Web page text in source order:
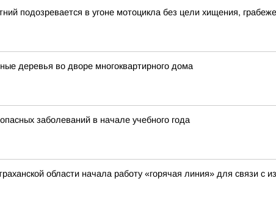
подозревается в угоне мотоцикла без цели хищения, грабеже
деревья во дворе многоквартирного дома
заболеваний в начале учебного года
области начала работу «горячая линия» для связи с